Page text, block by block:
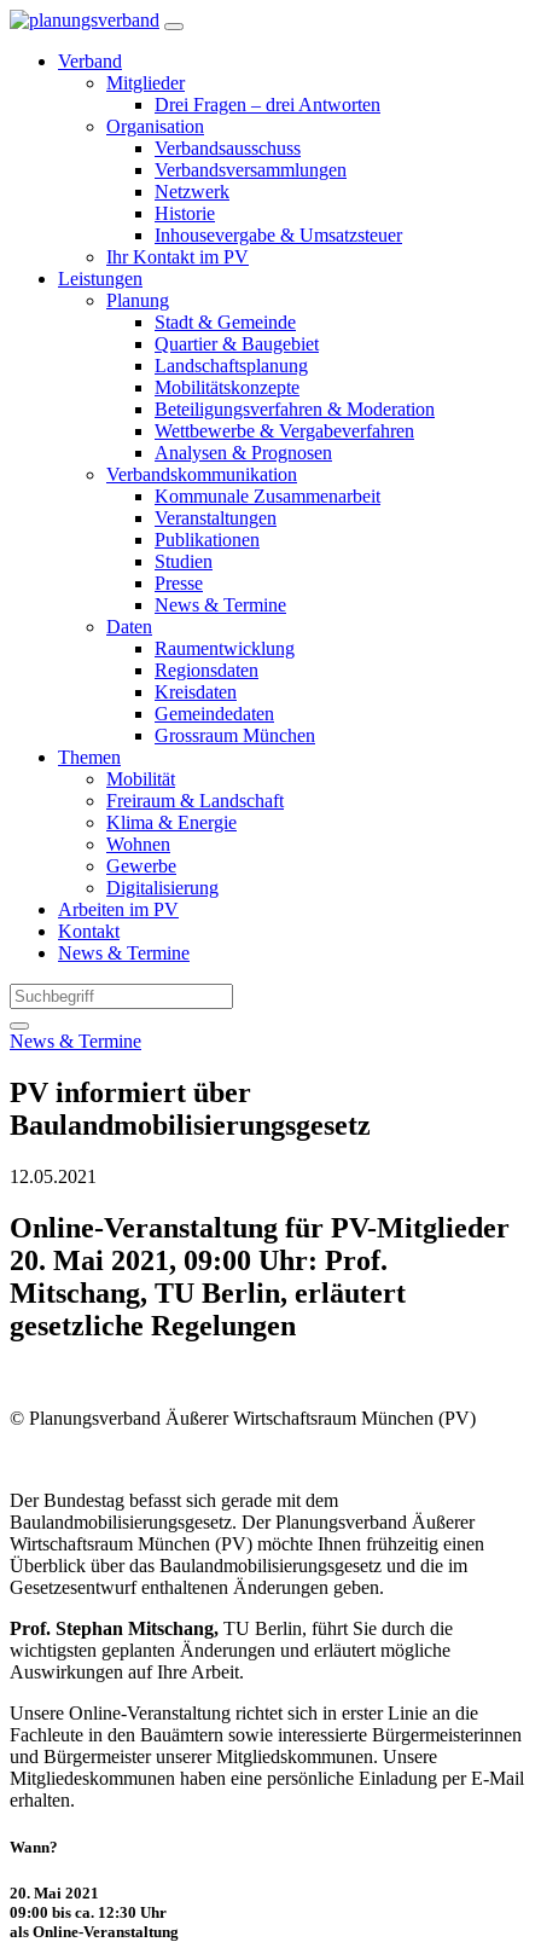
Verband
Mitglieder
Drei Fragen – drei Antworten
Organisation
Verbandsausschuss
Verbandsversammlungen
Netzwerk
Historie
Inhousevergabe & Umsatzsteuer
Ihr Kontakt im PV
Leistungen
Planung
Stadt & Gemeinde
Quartier & Baugebiet
Landschaftsplanung
Mobilitätskonzepte
Beteiligungsverfahren & Moderation
Wettbewerbe & Vergabeverfahren
Analysen & Prognosen
Verbandskommunikation
Kommunale Zusammenarbeit
Veranstaltungen
Publikationen
Studien
Presse
News & Termine
Daten
Raumentwicklung
Regionsdaten
Kreisdaten
Gemeindedaten
Grossraum München
Themen
Mobilität
Freiraum & Landschaft
Klima & Energie
Wohnen
Gewerbe
Digitalisierung
Arbeiten im PV
Kontakt
News & Termine
News & Termine
PV informiert über
Baulandmobilisierungsgesetz
12.05.2021
Online-Veranstaltung für PV-Mitglieder
20. Mai 2021, 09:00 Uhr: Prof.
Mitschang, TU Berlin, erläutert
gesetzliche Regelungen
© Planungsverband Äußerer Wirtschaftsraum München (PV)
Der Bundestag befasst sich gerade mit dem
Baulandmobilisierungsgesetz. Der Planungsverband Äußerer
Wirtschaftsraum München (PV) möchte Ihnen frühzeitig einen
Überblick über das Baulandmobilisierungsgesetz und die im
Gesetzesentwurf enthaltenen Änderungen geben.
Prof. Stephan Mitschang, TU Berlin, führt Sie durch die
wichtigsten geplanten Änderungen und erläutert mögliche
Auswirkungen auf Ihre Arbeit.
Unsere Online-Veranstaltung richtet sich in erster Linie an die
Fachleute in den Bauämtern sowie interessierte Bürgermeisterinnen
und Bürgermeister unserer Mitgliedskommunen. Unsere
Mitgliedeskommunen haben eine persönliche Einladung per E-Mail
erhalten.
Wann?
20. Mai 2021
09:00 bis ca. 12:30 Uhr
als Online-Veranstaltung